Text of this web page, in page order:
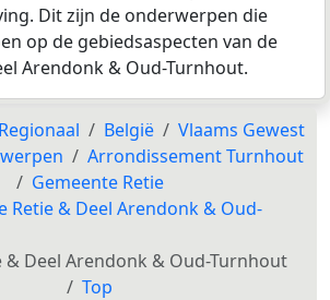
Dit zijn de onderwerpen die
op de gebiedsaspecten van de
Arendonk & Oud-Turnhout.
Regionaal België
Vlaams Gewest
Arrondissement Turnhout
Gemeente Retie
Retie & Deel Arendonk & Oud-
& Deel Arendonk & Oud-Turnhout
Top